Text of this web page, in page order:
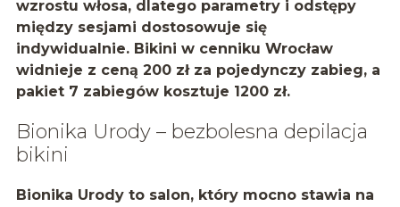
wzrostu włosa, dlatego parametry i odstępy
między sesjami dostosowuje się
indywidualnie. Bikini w cenniku Wrocław
widnieje z ceną 200 zł za pojedynczy zabieg, a
pakiet 7 zabiegów kosztuje 1200 zł.
Bionika Urody – bezbolesna depilacja
bikini
Bionika Urody to salon, który mocno stawia na